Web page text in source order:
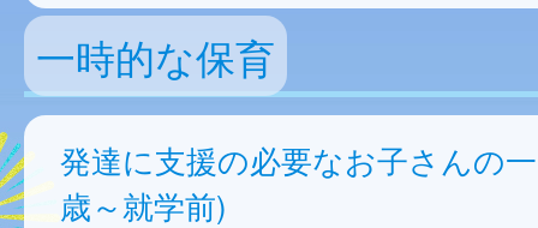
一時的な保育
発達に支援の必要なお子さんの
歳～就学前)